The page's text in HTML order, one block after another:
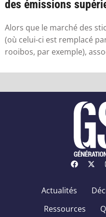
des émissions
Alors que le marché des
(où celui-ci est remplacé
rooibos, par exemple),
Actualités
Ressources